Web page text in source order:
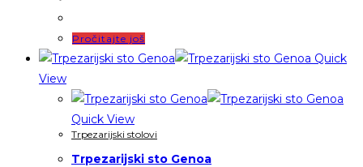
Pročitajte još
Quick
View
Quick View
Trpezarijski stolovi
Trpezarijski sto Genoa